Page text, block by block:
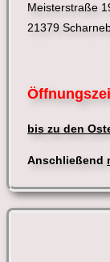
Meisterstraße
21379
bis zu den
Anschließend